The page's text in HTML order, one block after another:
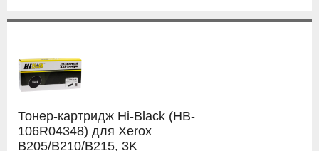
Тонер-картридж Hi-Black (HB-
106R04348) для Xerox
B205/B210/B215, 3K